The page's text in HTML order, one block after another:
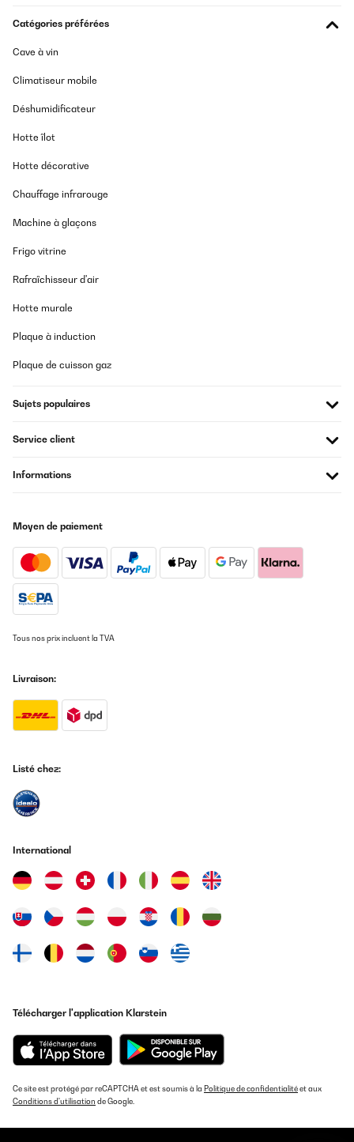
Catégories préférées
Cave à vin
Climatiseur mobile
Déshumidificateur
Hotte îlot
Hotte décorative
Chauffage infrarouge
Machine à glaçons
Frigo vitrine
Rafraîchisseur d'air
Hotte murale
Plaque à induction
Plaque de cuisson gaz
Sujets populaires
Service client
Informations
Moyen de paiement
Tous nos prix incluent la TVA
Livraison:
Listé chez:
International
Télécharger l'application Klarstein
Ce site est protégé par reCAPTCHA et est soumis à la Politique de confidentialitéet aux
Conditions d'utilisation de Google.